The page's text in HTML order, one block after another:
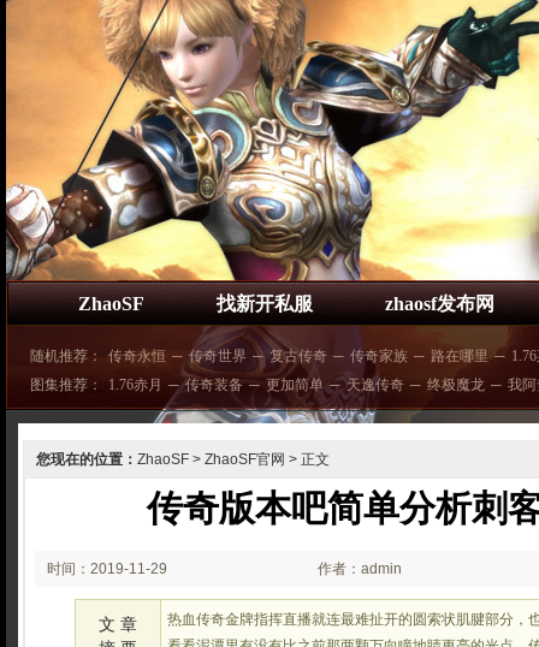
ZhaoSF 找新开私服 zhaosf发布网
随机推荐： 传奇永恒 ─ 传奇世界 ─ 复古传奇 ─ 传奇家族 ─ 路在哪里 ─
图集推荐：
1.76赤月 ─ 传奇装备 ─ 更加简单 ─ 天逸传奇 ─ 终极魔龙 ─ 我
您现在的位置： ZhaoSF > ZhaoSF官网 > 正文
传奇版本吧简单分析刺
时间：2019-11-29
00:14:08
作者：admin
文 章
热血传奇金牌指挥直播就连最难扯开的圆索状肌腱部分，